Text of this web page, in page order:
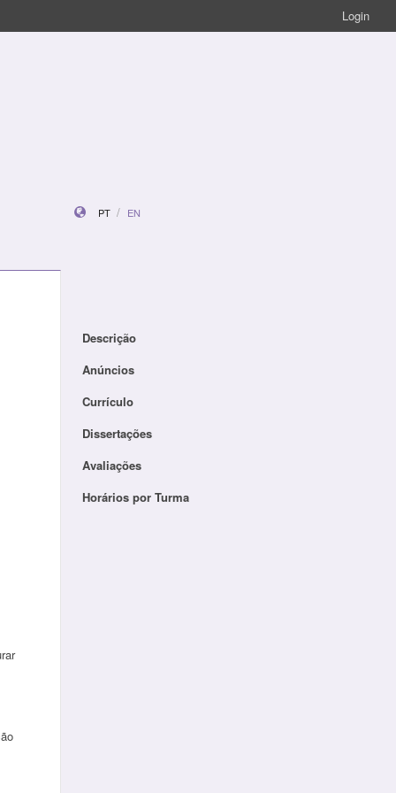
Login
PT EN
Descrição
Anúncios
Currículo
Dissertações
Avaliações
Horários por Turma